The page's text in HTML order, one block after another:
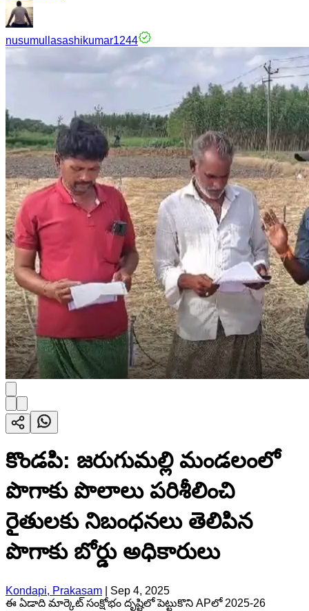
nusumullasashikumar1244
కొండపి: జరుగుమల్లి మండలంలో
పొగాకు పొలాలు పరిశీలించి
రైతులకు నిబంధనలు తెలిపిన
పొగాకు బోర్డు అధికారులు
Kondapi, Prakasam
Sep 4, 2025
ఈ ఏడాది మార్కెట్ సంక్షోభం దృష్టిలో పెట్టుకొని APలో 2025-26